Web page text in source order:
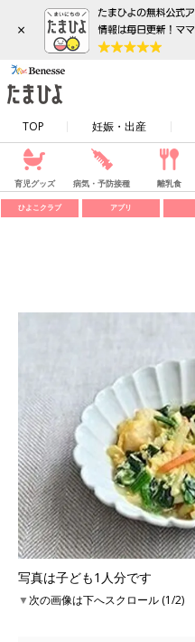
×
TOP 妊娠・出産
育児グッズ 病気・予防接種 離乳食
ひよこクラブ アプリ
写真は子ども1人分です
▼次の画像は下へスクロール (1/2)